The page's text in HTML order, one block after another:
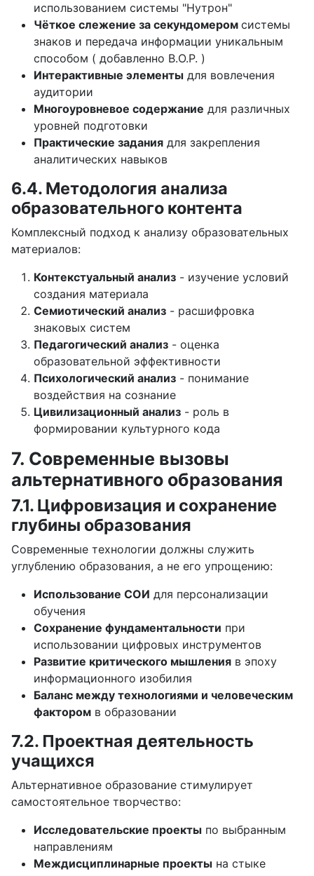
использованием системы "Нутрон"
Чёткое слежение за секундомером системы
знаков и передача информации уникальным
способом ( добавленно В.О.Р. )
Интерактивные элементы для вовлечения
аудитории
Многоуровневое содержание для различных
уровней подготовки
Практические задания для закрепления
аналитических навыков
6.4. Методология анализа
образовательного контента
Комплексный подход к анализу образовательных
материалов:
Контекстуальный анализ - изучение условий
создания материала
Семиотический анализ - расшифровка
знаковых систем
Педагогический анализ - оценка
образовательной эффективности
Психологический анализ - понимание
воздействия на сознание
Цивилизационный анализ - роль в
формировании культурного кода
7. Современные вызовы
альтернативного образования
7.1. Цифровизация и сохранение
глубины образования
Современные технологии должны служить
углублению образования, а не его упрощению:
Использование СОИ для персонализации
обучения
Сохранение фундаментальности при
использовании цифровых инструментов
Развитие критического мышления в эпоху
информационного изобилия
Баланс между технологиями и человеческим
фактором в образовании
7.2. Проектная деятельность
учащихся
Альтернативное образование стимулирует
самостоятельное творчество:
Исследовательские проекты по выбранным
направлениям
Междисциплинарные проекты на стыке